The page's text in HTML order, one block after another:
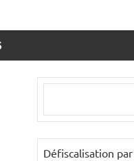
Défiscalisation